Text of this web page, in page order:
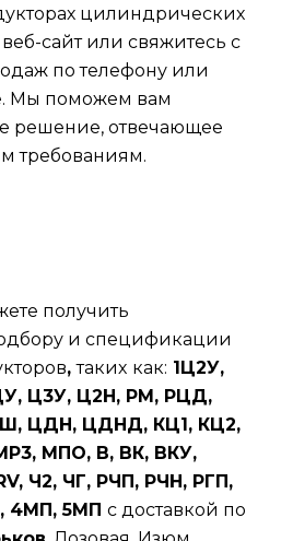
цилиндрических
сайт или свяжитесь с
по телефону или
Мы поможем вам
решение, отвечающее
требованиям.
получить
и спецификации
,таких как: 1Ц2У,
Ц3У, Ц2Н, РМ, РЦД,
ЦДН, ЦДНД, КЦ1, КЦ2,
МПО, В, ВК, ВКУ,
Ч2, ЧГ, РЧП, РЧН, РГП,
4МП, 5МП с доставкой по